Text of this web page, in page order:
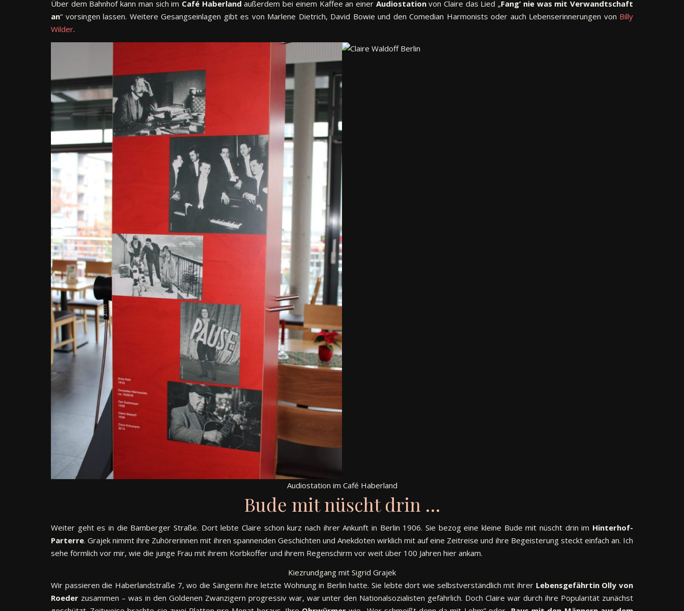
Über dem Bahnhof kann man sich im Café Haberland außerdem bei einem Kaffee an einer Audiostationvon Claire das Lied „Fang‘ nie was mit Verwandtschaft
an“ vorsingen lassen. Weitere Gesangseinlagen gibt es von Marlene Dietrich, David Bowie und den Comedian Harmonists oder auch Lebenserinnerungen von Billy
Wilder.
Audiostation im Café Haberland
Bude mit nüscht drin …
Weiter geht es in die Bamberger Straße. Dort lebte Claire schon kurz nach ihrer Ankunft in Berlin 1906. Sie bezog eine kleine Bude mit nüscht drin im Hinterhof-
Parterre. Grajek nimmt ihre Zuhörerinnen mit ihren spannenden Geschichten und Anekdoten wirklich mit auf eine Zeitreise und ihre Begeisterung steckt einfach an. Ich
sehe förmlich vor mir, wie die junge Frau mit ihrem Korbkoffer und ihrem Regenschirm vor weit über 100 Jahren hier ankam.
Kiezrundgang mit Sigrid Grajek
Wir passieren die Haberlandstraße 7, wo die Sängerin ihre letzte Wohnung in Berlin hatte. Sie lebte dort wie selbstverständlich mit ihrer Lebensgefährtin Olly von
Roeder zusammen – was in den Goldenen Zwanzigern progressiv war, war unter den Nationalsozialisten gefährlich. Doch Claire war durch ihre Popularität zunächst